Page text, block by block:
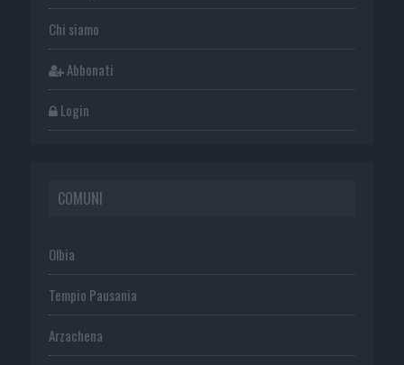
Chi siamo
Abbonati
Login
COMUNI
Olbia
Tempio Pausania
Arzachena